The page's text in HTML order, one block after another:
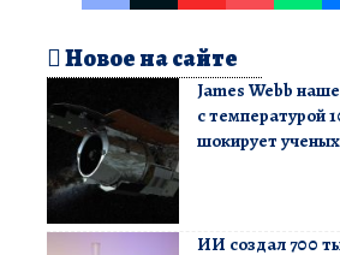
Новое на сайте
James Webb
с температурой
шокирует ученых
ИИ создал 700